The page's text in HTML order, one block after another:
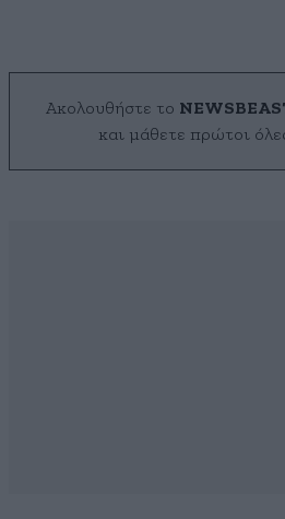
Ακολουθήστε το
και μάθετε πρώτοι